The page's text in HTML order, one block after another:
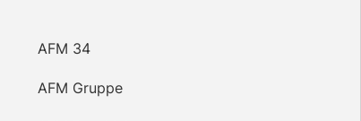
AFM 34
AFM Gruppe